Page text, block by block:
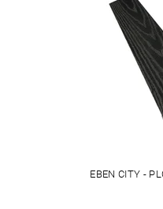
EBEN CITY -